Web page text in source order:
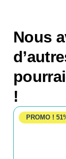
Nous
!
PROMO !